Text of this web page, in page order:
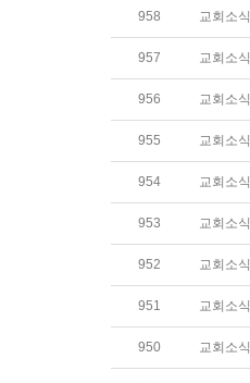
958 교회소식
957 교회소식
956 교회소식
955 교회소식
954 교회소식
953 교회소식
952 교회소식
951 교회소식
950 교회소식